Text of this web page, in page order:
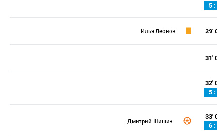
5 :
Илья Леонов 29'
31'
32'
5 :
Дмитрий Шишин
33'
6 :